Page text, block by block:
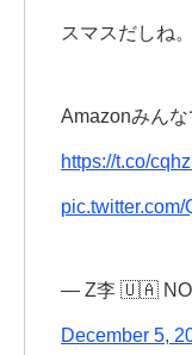
スマスだしね。
Amazonみん
https://t.co/
pic.twitter.com/
— Z李 🇺🇦 NO
December 5,